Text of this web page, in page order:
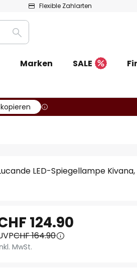
Flexible Zahlarten
Suche
Marken SALE
kopieren
LED-Spiegellampe
124.90
CHF 164.90
MwSt.